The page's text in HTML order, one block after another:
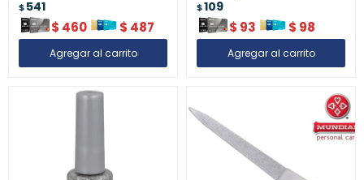
Corporal
$541
$ 460 $ 487
$109
$ 93 $ 98